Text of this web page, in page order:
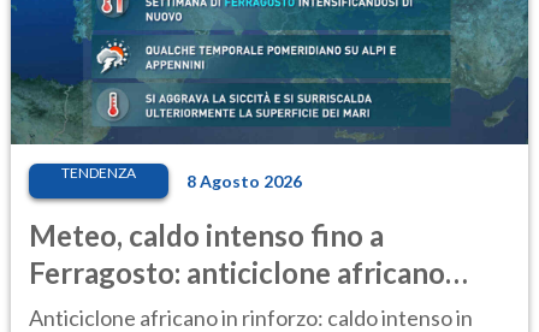
TENDENZA 8 Agosto 2026
Meteo, caldo intenso fino a
Ferragosto: anticiclone africano
ancora protagonista
Anticiclone africano in rinforzo: caldo intenso in